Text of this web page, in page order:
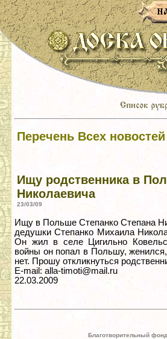
Перечень Всех новостей
Ищу родственника в
Николаевича
23/03/09
Ищу в Польше Степанко Степана
дедушки Степанко Михаила
Он жил в селе Цигильно
войны он попал в Польшу,
нет. Прошу откликнуться
E-mail: alla-timoti@mail.ru
22.03.2009
Благотворительный